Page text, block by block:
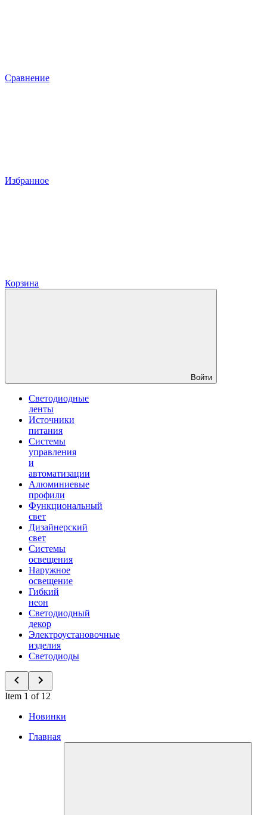
Сравнение
Избранное
Корзина
Войти
Светодиодные
ленты
Источники
питания
Системы
управления
и
автоматизации
Алюминиевые
профили
Функциональный
свет
Дизайнерский
свет
Системы
освещения
Наружное
освещение
Гибкий
неон
Светодиодный
декор
Электроустановочные
изделия
Светодиоды
Item 1 of 12
Новинки
Главная